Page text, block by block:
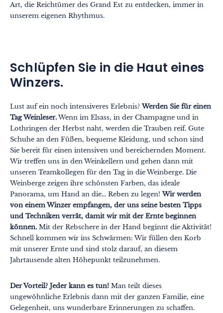
Art, die Reichtümer des Grand Est zu entdecken, immer in
unserem eigenen Rhythmus.
Schlüpfen Sie in die Haut eines
Winzers.
Lust auf ein noch intensiveres Erlebnis?Werden Sie für einen
Tag Weinleser.Wenn im Elsass, in der Champagne und in
Lothringen der Herbst naht, werden die Trauben reif. Gute
Schuhe an den Füßen, bequeme Kleidung, und schon sind
Sie bereit für einen intensiven und bereichernden Moment.
Wir treffen uns in den Weinkellern und gehen dann mit
unseren Teamkollegen für den Tag in die Weinberge. Die
Weinberge zeigen ihre schönsten Farben, das ideale
Panorama, um Hand an die... Reben zu legen!Wir werden
von einem Winzer empfangen, der uns seine besten Tipps
und Techniken verrät, damit wir mit der Ernte beginnen
können. Mit der Rebschere in der Hand beginnt die Aktivität!
Schnell kommen wir ins Schwärmen: Wir füllen den Korb
mit unserer Ernte und sind stolz darauf, an diesem
Jahrtausende alten Höhepunkt teilzunehmen.
Der Vorteil? Jeder kann es tun! Man teilt dieses
ungewöhnliche Erlebnis dann mit der ganzen Familie, eine
Gelegenheit, uns wunderbare Erinnerungen zu schaffen.